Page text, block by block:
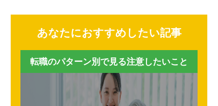
あなたにおすすめしたい記事
転職のパターン別で見る注意したいこと